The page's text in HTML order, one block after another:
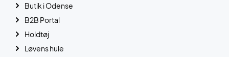
Butik i Odense
B2B Portal
Holdtøj
Løvens hule